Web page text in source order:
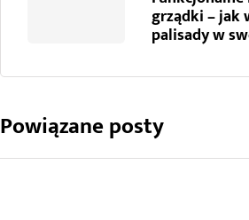
grządki – jak
palisady w
Powiązane posty